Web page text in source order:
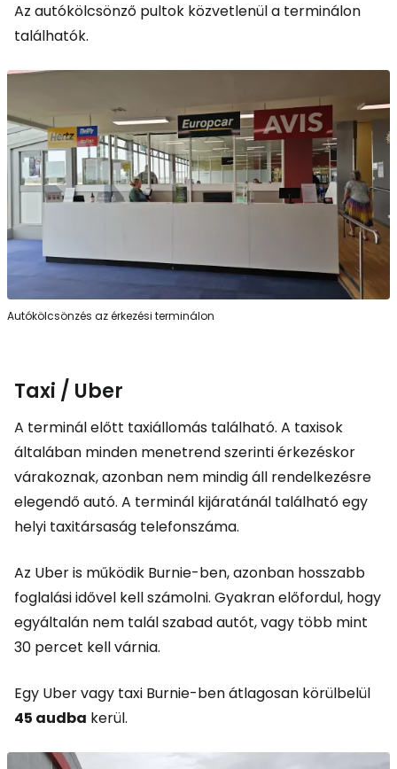
Az autókölcsönző pultok közvetlenül a terminálon
találhatók.
Autókölcsönzés az érkezési terminálon
Taxi / Uber
A terminál előtt taxiállomás található. A taxisok
általában minden menetrend szerinti érkezéskor
várakoznak, azonban nem mindig áll rendelkezésre
elegendő autó. A terminál kijáratánál található egy
helyi taxitársaság telefonszáma.
Az Uber is működik Burnie-ben, azonban hosszabb
foglalási idővel kell számolni. Gyakran előfordul, hogy
egyáltalán nem talál szabad autót, vagy több mint
30 percet kell várnia.
Egy Uber vagy taxi Burnie-ben átlagosan körülbelül
45 audba kerül.